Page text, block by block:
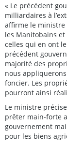
« Le précédent
milliardaires à
affirme le ministre
les Manitobains
celles qui en ont
précédent
majorité des
nous
foncier. Les
pourront ainsi
Le ministre
prêter main-forte
gouvernement
pour les biens